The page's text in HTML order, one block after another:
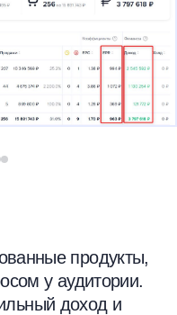
продукты,
у аудитории.
доход и